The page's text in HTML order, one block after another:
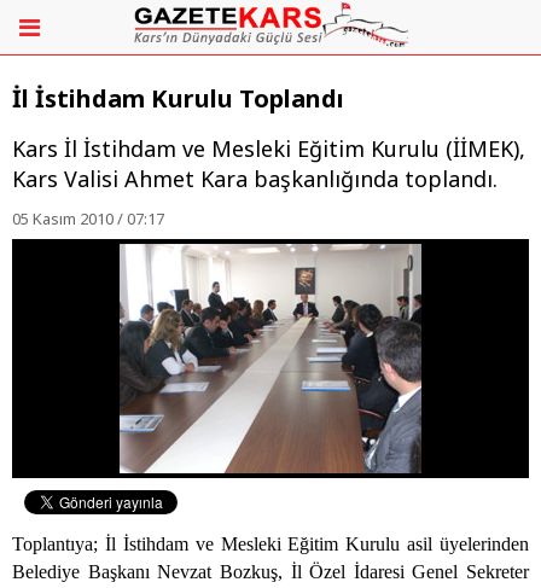
İl İstihdam Kurulu Toplandı
Kars İl İstihdam ve Mesleki Eğitim Kurulu (İİMEK),
Kars Valisi Ahmet Kara başkanlığında toplandı.
05 Kasım 2010 / 07:17
Toplantıya; İl İstihdam ve Mesleki Eğitim Kurulu asil üyelerinden
Belediye Başkanı Nevzat Bozkuş, İl Özel İdaresi Genel Sekreter